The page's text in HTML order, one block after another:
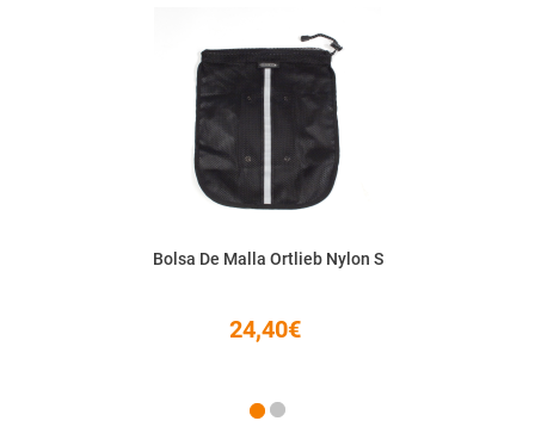
Bolsa De Malla Ortlieb Nylon S
24,40€